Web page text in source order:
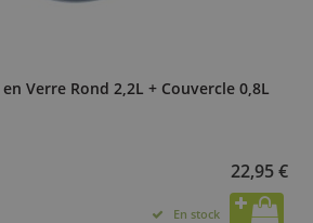
Verre Rond 2,2L + Couvercle 0,8L
22,95 €
En stock